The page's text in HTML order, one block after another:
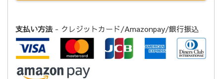
支払い方法- クレジットカード/Amazonpay/銀行振込